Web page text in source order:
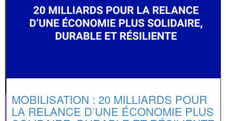
MOBILISATION : 20 MILLIARDS POUR
LA RELANCE D’UNE ÉCONOMIE PLUS